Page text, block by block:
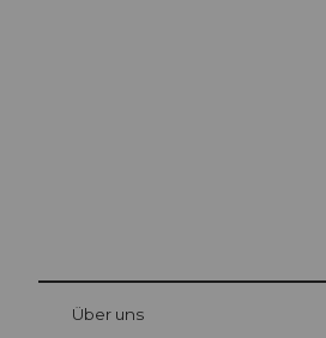
at Bre
Über uns